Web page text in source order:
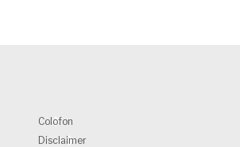
Colofon
Disclaimer